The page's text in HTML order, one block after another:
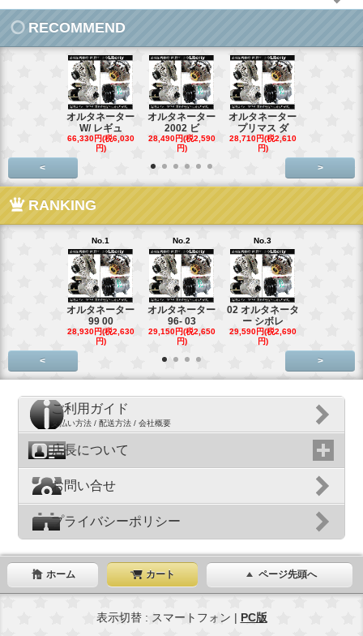
RECOMMEND
オルタネーター
W/ レギュ
66,330円(税6,030
円)
オルタネーター
2002 ビ
28,490円(税2,590
円)
オルタネーター
プリマス ダ
28,710円(税2,610
円)
< >
RANKING
No.1
オルタネーター
99 00
28,930円(税2,630
円)
No.2
オルタネーター
96- 03
29,150円(税2,650
円)
No.3
02 オルタネータ
ー シボレ
29,590円(税2,690
円)
< >
ご利用ガイド
支払い方法 / 配送方法 / 会社概要
店長について
お問い合せ
プライバシーポリシー
ホーム カート ページ先頭へ
表示切替 : スマートフォン | PC版